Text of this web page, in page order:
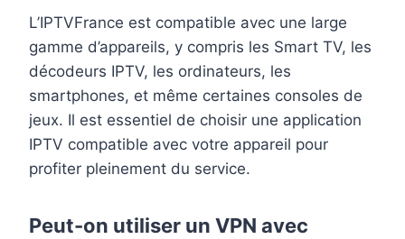
L’IPTVFrance est compatible avec une large
gamme d’appareils, y compris les Smart TV, les
décodeurs IPTV, les ordinateurs, les
smartphones, et même certaines consoles de
jeux. Il est essentiel de choisir une application
IPTV compatible avec votre appareil pour
profiter pleinement du service.
Peut-on utiliser un VPN avec